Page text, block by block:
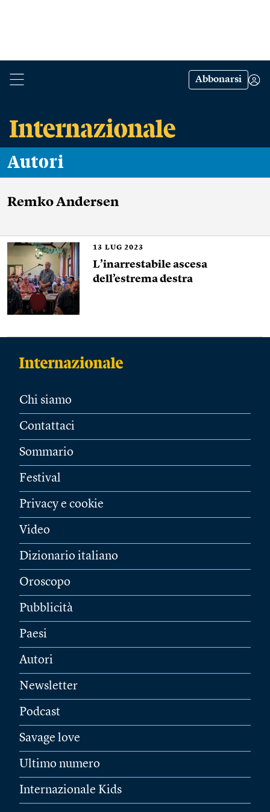
Abbonarsi
Autori
Remko Andersen
13 LUG 2023
L’inarrestabile ascesa
dell’estrema destra
Chi siamo
Contattaci
Sommario
Festival
Privacy e cookie
Video
Dizionario italiano
Oroscopo
Pubblicità
Paesi
Autori
Newsletter
Podcast
Savage love
Ultimo numero
Internazionale Kids